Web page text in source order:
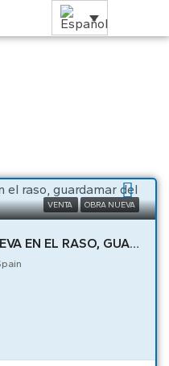
VENTA OBRA NUEVA
RESIDENCIAL DE OBRA NUEVA EN EL RASO, GUARDAMAR DEL SEGURA – 04394